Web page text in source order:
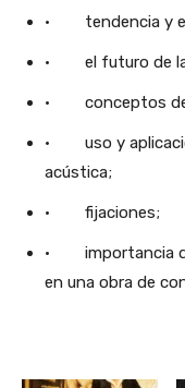
· tendencia y
· el futuro de la
· conceptos de
· uso y
acústica;
· fijaciones;
· importancia
en una obra de